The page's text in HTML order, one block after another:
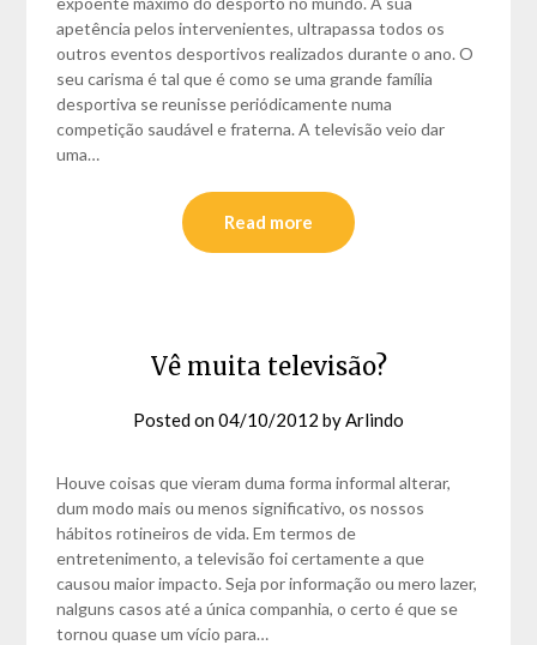
apetência pelos intervenientes, ultrapassa todos os
outros eventos desportivos realizados durante o ano. O
seu carisma é tal que é como se uma grande família
desportiva se reunisse periódicamente numa
competição saudável e fraterna. A televisão veio dar
uma…
Read more
Vê muita televisão?
Posted on04/10/2012 byArlindo
Houve coisas que vieram duma forma informal alterar,
dum modo mais ou menos significativo, os nossos
hábitos rotineiros de vida. Em termos de
entretenimento, a televisão foi certamente a que
causou maior impacto. Seja por informação ou mero lazer,
nalguns casos até a única companhia, o certo é que se
tornou quase um vício para…